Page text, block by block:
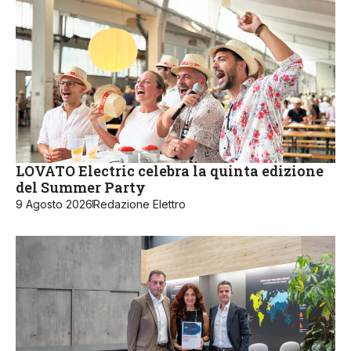
LOVATO Electric celebra la quinta edizione
del Summer Party
9 Agosto 2026Redazione Elettro